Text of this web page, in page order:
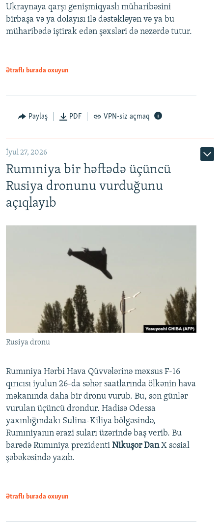
Ukraynaya qarşı genişmiqyaslı müharibəsini
birbaşa və ya dolayısı ilə dəstəkləyən və ya bu
müharibədə iştirak edən şəxsləri də nəzərdə tutur.
Ətraflı burada oxuyun
Paylaş PDF VPN-siz açmaq
İyul 27, 2026
Rumıniya bir həftədə üçüncü
Rusiya dronunu vurduğunu
açıqlayıb
Rusiya dronu
Rumıniya Hərbi Hava Qüvvələrinə məxsus F-16
qırıcısı iyulun 26-da səhər saatlarında ölkənin hava
məkanında daha bir dronu vurub. Bu, son günlər
vurulan üçüncü drondur. Hadisə Odessa
yaxınlığındakı Sulina-Kiliya bölgəsində,
Rumıniyanın ərazi suları üzərində baş verib. Bu
barədə Rumıniya prezidenti Nikuşor DanX sosial
şəbəkəsində yazıb.
Ətraflı burada oxuyun